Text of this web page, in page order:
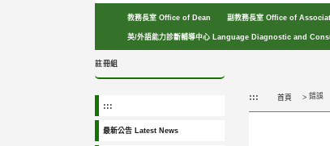
教務長室 Office of Dean 副教務長室 Office of
英/外語能力診斷輔導中心 Language Diagnostic and
註冊組
:::
最新公告 Latest News
::: 首頁 錯誤